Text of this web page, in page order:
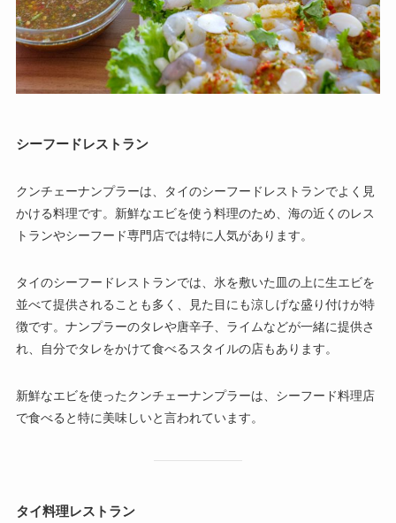
シーフードレストラン
クンチェーナンプラーは、タイのシーフードレストランでよく見
かける料理です。新鮮なエビを使う料理のため、海の近くのレス
トランやシーフード専門店では特に人気があります。
タイのシーフードレストランでは、氷を敷いた皿の上に生エビを
並べて提供されることも多く、見た目にも涼しげな盛り付けが特
徴です。ナンプラーのタレや唐辛子、ライムなどが一緒に提供さ
れ、自分でタレをかけて食べるスタイルの店もあります。
新鮮なエビを使ったクンチェーナンプラーは、シーフード料理店
で食べると特に美味しいと言われています。
タイ料理レストラン